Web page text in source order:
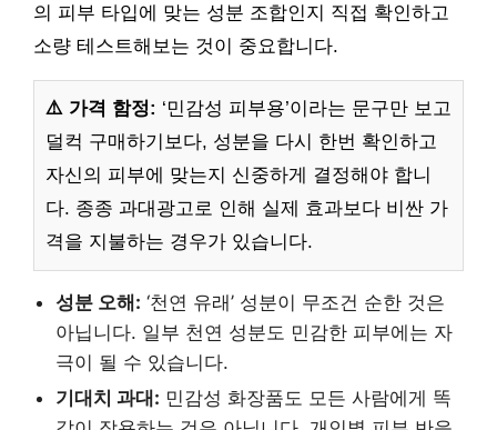
의 피부 타입에 맞는 성분 조합인지 직접 확인하고
소량 테스트해보는 것이 중요합니다.
⚠️ 가격 함정: ‘민감성 피부용’이라는 문구만 보고
덜컥 구매하기보다, 성분을 다시 한번 확인하고
자신의 피부에 맞는지 신중하게 결정해야 합니
다. 종종 과대광고로 인해 실제 효과보다 비싼 가
격을 지불하는 경우가 있습니다.
성분 오해: ‘천연 유래’ 성분이 무조건 순한 것은
아닙니다. 일부 천연 성분도 민감한 피부에는 자
극이 될 수 있습니다.
기대치 과대: 민감성 화장품도 모든 사람에게 똑